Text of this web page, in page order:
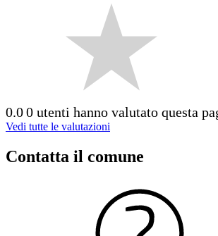
0.00 utenti hanno valutato questa
Vedi tutte le valutazioni
Contatta il comune